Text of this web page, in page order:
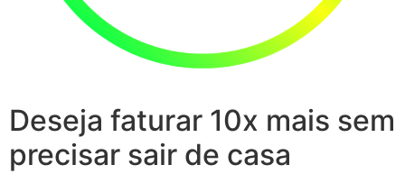
Deseja faturar 10x mais sem
precisar sair de casa